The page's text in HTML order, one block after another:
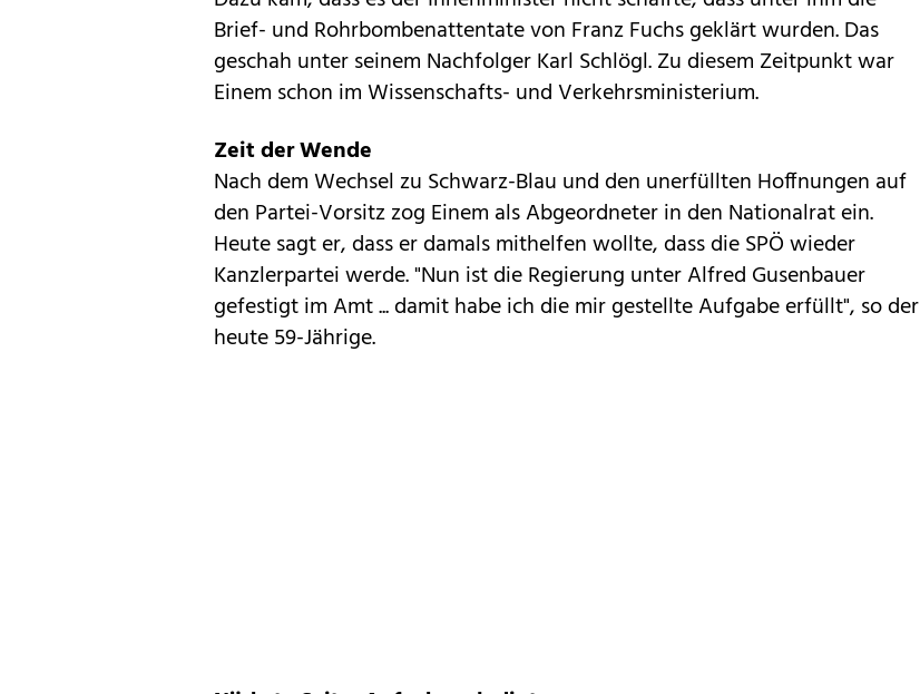
Brief- und Rohrbombenattentate von Franz Fuchs geklärt wurden. Das
geschah unter seinem Nachfolger Karl Schlögl. Zu diesem Zeitpunkt war
Einem schon im Wissenschafts- und Verkehrsministerium.
Zeit der Wende
Nach dem Wechsel zu Schwarz-Blau und den unerfüllten Hoffnungen auf
den Partei-Vorsitz zog Einem als Abgeordneter in den Nationalrat ein.
Heute sagt er, dass er damals mithelfen wollte, dass die SPÖ wieder
Kanzlerpartei werde. "Nun ist die Regierung unter Alfred Gusenbauer
gefestigt im Amt ... damit habe ich die mir gestellte Aufgabe erfüllt", so der
heute 59-Jährige.